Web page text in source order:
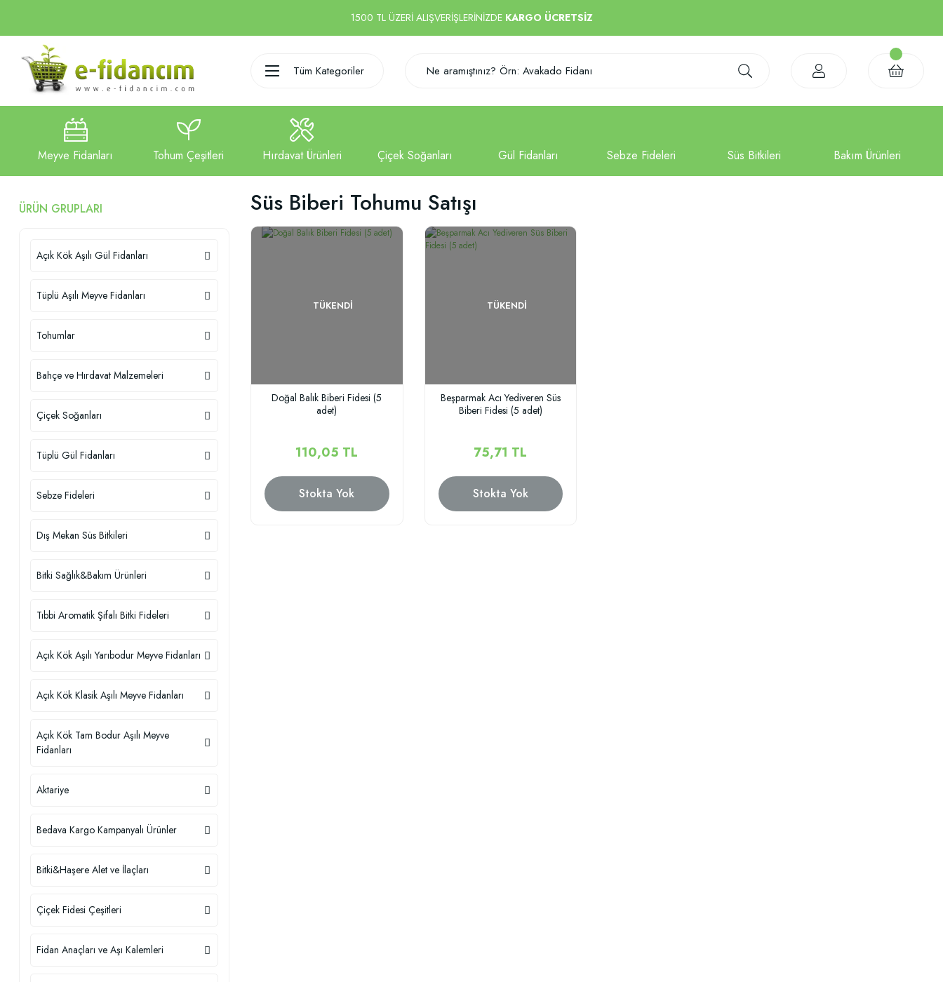
1500 TL ÜZERİ ALIŞVERİŞLERİNİZDE KARGO ÜCRETSİZ
Tüm Kategoriler
ÜRÜN GRUPLARI
Açık Kök Aşılı Gül Fidanları
Tüplü Aşılı Meyve Fidanları
Tohumlar
Bahçe ve Hırdavat Malzemeleri
Çiçek Soğanları
Tüplü Gül Fidanları
Sebze Fideleri
Dış Mekan Süs Bitkileri
Bitki Sağlık&Bakım Ürünleri
Tıbbi Aromatik Şifalı Bitki Fideleri
Açık Kök Aşılı Yarıbodur Meyve Fidanları
Açık Kök Klasik Aşılı Meyve Fidanları
Açık Kök Tam Bodur Aşılı Meyve
Fidanları
Aktariye
Bedava Kargo Kampanyalı Ürünler
Bitki&Haşere Alet ve İlaçları
Çiçek Fidesi Çeşitleri
Fidan Anaçları ve Aşı Kalemleri
Süs Biberi Tohumu Satışı
TÜKENDI
Doğal Balık Biberi Fidesi (5
adet)
110,05 TL
Stokta Yok
TÜKENDI
Beşparmak Acı Yediveren Süs
Biberi Fidesi (5 adet)
75,71 TL
Stokta Yok